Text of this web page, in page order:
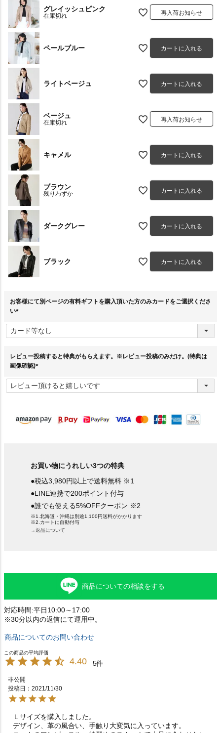
グレイッシュピンク
在庫切れ 再入荷お知らせ
ペールブルー カートに入れる
ライトベージュ カートに入れる
ベージュ
在庫切れ 再入荷お知らせ
キャメル カートに入れる
ブラウン
残りわずか カートに入れる
ダークグレー カートに入れる
ブラック カートに入れる
お客様にて別ページの有料ギフトを購入頂いた方のみカードをご選択くださ
い
必
須
レビュー投稿すると特典がもらえます。※レビュー投稿のみだけ。(特典は
画像確認)
必
須
お買い物にうれしい3つの特典
●税込3,980円以上で送料無料 ※1
●LINE連携で200ポイント付与
●誰でも使える5%OFFクーポン ※2
※1.北海道・沖縄は別途1,100円送料がかかります
※2.カートに自動付与
→返品について
商品についての相談をする
対応時間:平日10:00～17:00
※30分以内の返信にて運用中。
商品についてのお問い合わせ
4.40 5
非公開
投稿日
2021/11/30
Ｌサイズを購入しました。
デザイン、革の風合い、手触り大変気に入っています。